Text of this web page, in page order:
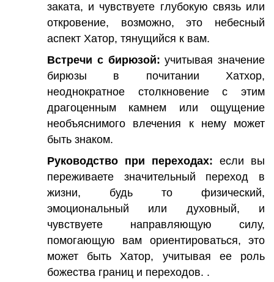
заката, и чувствуете глубокую связь или
откровение, возможно, это небесный
аспект Хатор, тянущийся к вам.
Встречи с бирюзой: учитывая значение
бирюзы в почитании Хатхор,
неоднократное столкновение с этим
драгоценным камнем или ощущение
необъяснимого влечения к нему может
быть знаком.
Руководство при переходах: если вы
переживаете значительный переход в
жизни, будь то физический,
эмоциональный или духовный, и
чувствуете направляющую силу,
помогающую вам ориентироваться, это
может быть Хатор, учитывая ее роль
божества границ и переходов. .